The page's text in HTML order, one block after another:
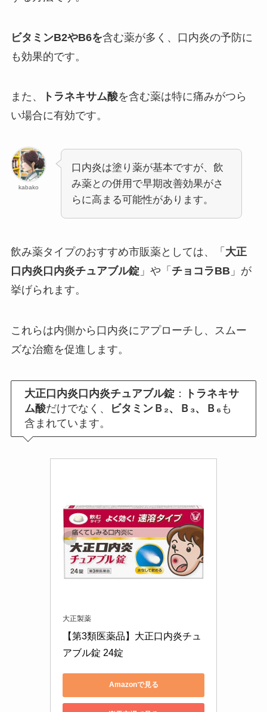
ビタミンB2やB6を含む薬が多く、口内炎の予防に
も効果的です。
また、 トラネキサム酸を含む薬は特に痛みがつら
い場合に有効です。
kabako
口内炎は塗り薬が基本ですが、飲
み薬との併用で早期改善効果がさ
らに高まる可能性があります。
飲み薬タイプのおすすめ市販薬としては、「 大正
口内炎口内炎チュアブル錠 」や「 チョコラBB」が
挙げられます。
これらは内側から口内炎にアプローチし、スムー
ズな治癒を促進します。
大正口内炎口内炎チュアブル錠 ：
トラネキサ
ム酸だけでなく、 ビタミンＢ₂、Ｂ₃、Ｂ₆ も
含まれています。
大正製薬
【第3類医薬品】大正口内炎チュ
アブル錠 24錠
Amazonで見る